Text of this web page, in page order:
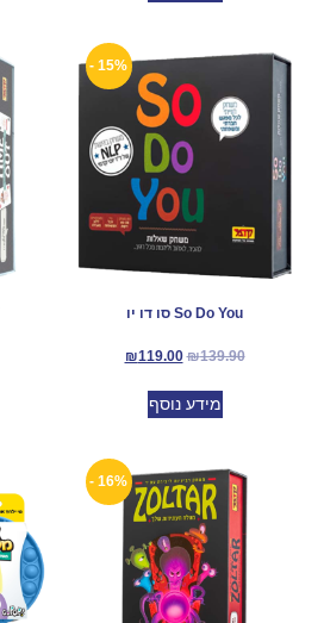
15% -
So Do You סו דו יו
₪139.90
₪119.00
מידע נוסף
16% -